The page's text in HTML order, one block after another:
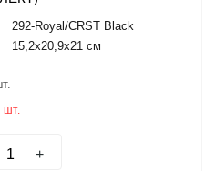
292-Royal/CRST Black
15,2x20,9x21 см
шт.
+